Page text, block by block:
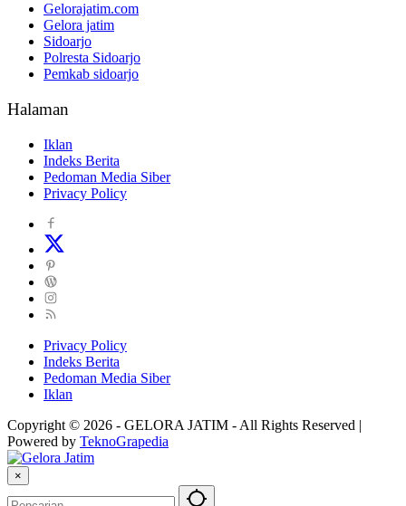
Gelorajatim.com
Gelora jatim
Sidoarjo
Polresta Sidoarjo
Pemkab sidoarjo
Halaman
Iklan
Indeks Berita
Pedoman Media Siber
Privacy Policy
Privacy Policy
Indeks Berita
Pedoman Media Siber
Iklan
Copyright © 2026 - GELORA JATIM - All Rights Reserved |
Powered by TeknoGrapedia
×